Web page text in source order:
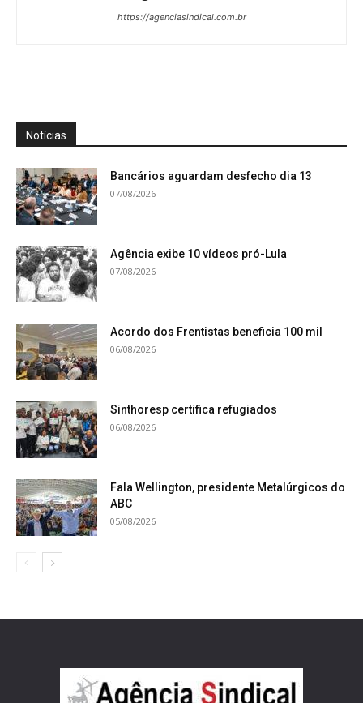
https://agenciasindical.com.br
Notícias
Bancários aguardam desfecho dia 13
07/08/2026
Agência exibe 10 vídeos pró-Lula
07/08/2026
Acordo dos Frentistas beneficia 100 mil
06/08/2026
Sinthoresp certifica refugiados
06/08/2026
Fala Wellington, presidente Metalúrgicos do
ABC
05/08/2026